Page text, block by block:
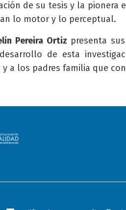
de su tesis y la pionera
lo motor y lo perceptual.
Pereira Ortiz presenta
de esta
y a los padres familia que